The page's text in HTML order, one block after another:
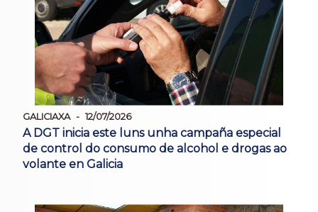
GALICIAXA 12/07/2026
A DGT inicia este luns unha campaña especial
de control do consumo de alcohol e drogas ao
volante en Galicia